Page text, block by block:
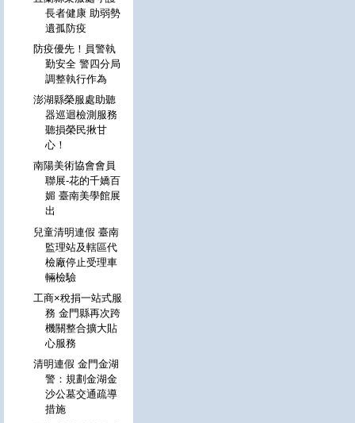
長者健康 助弱勢
遺孤防疫
防疫優先！員警執
勤安全 警四分局
調整執行作為
澎湖縣榮服處助聽
器巡迴檢測服務
聽損榮民揪甘
心！
南陽美術協會會員
聯展-花的千嬌百
媚 臺南美學館展
出
兒童清明連假 臺南
監理站及轄區代
檢廠停止受理車
輛檢驗
工商×稅捐一站式服
務 金門縣再次跨
機關整合擴大貼
心服務
清明連假 金門金湖
警：規劃金湖金
沙公墓交通疏導
措施